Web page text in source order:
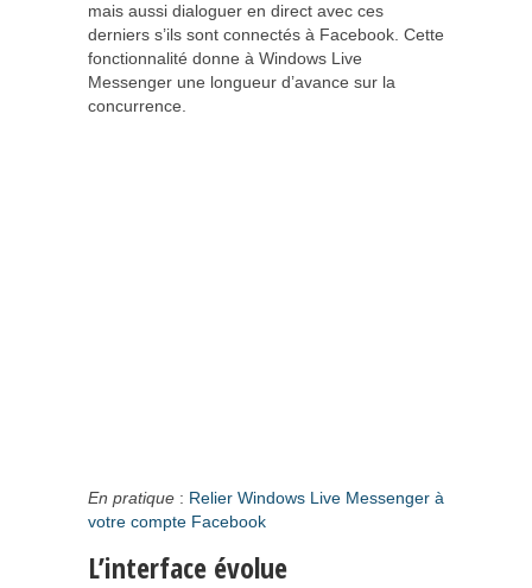
mais aussi dialoguer en direct avec ces
derniers s’ils sont connectés à Facebook. Cette
fonctionnalité donne à Windows Live
Messenger une longueur d’avance sur la
concurrence.
En pratique : Relier Windows Live Messenger à
votre compte Facebook
L’interface évolue